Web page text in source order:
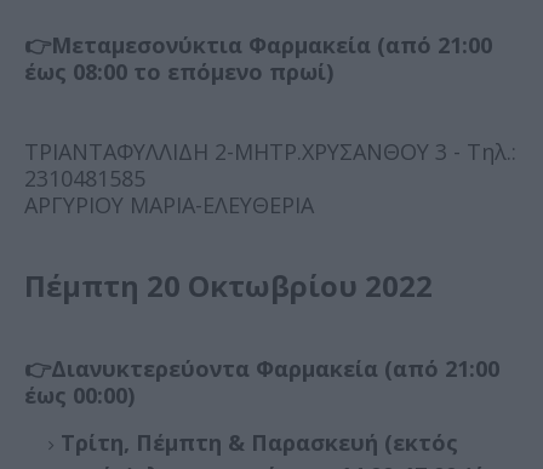
👉Μεταμεσονύκτια Φαρμακεία (από 21:00
έως 08:00 το επόμενο πρωί)
ΤΡΙΑΝΤΑΦΥΛΛΙΔΗ 2-ΜΗΤΡ.ΧΡΥΣΑΝΘΟΥ 3 - Τηλ.:
2310481585
ΑΡΓΥΡΙΟΥ ΜΑΡΙΑ-ΕΛΕΥΘΕΡΙΑ
Πέμπτη 20 Οκτωβρίου 2022
👉Διανυκτερεύοντα Φαρμακεία (από 21:00
έως 00:00)
Τρίτη, Πέμπτη & Παρασκευή (εκτός